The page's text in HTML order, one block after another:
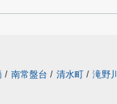
/ 南常盤台 / 清水町 / 滝野川